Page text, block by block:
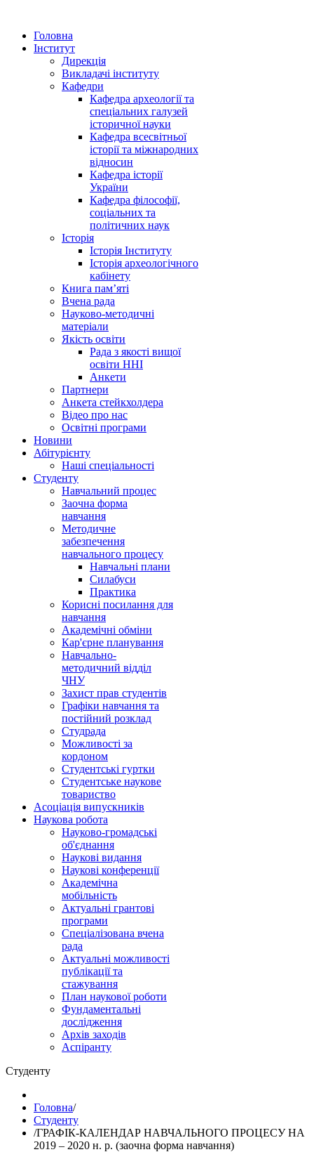
Головна
Інститут
Дирекція
Викладачі інституту
Кафедри
Кафедра археології та
спеціальних галузей
історичної науки
Кафедра всесвітньої
історії та міжнародних
відносин
Кафедра історії
України
Кафедра філософії,
соціальних та
політичних наук
Історія
Історія Інституту
Історія археологічного
кабінету
Книга памʼяті
Вчена рада
Науково-методичні
матеріали
Якість освіти
Рада з якості вищої
освіти ННІ
Анкети
Партнери
Анкета стейкхолдера
Відео про нас
Освітні програми
Hовини
Абітурієнту
Наші спеціальності
Студенту
Навчальний процес
Заочна форма
навчання
Методичне
забезпечення
навчального процесу
Навчальні плани
Силабуси
Практика
Корисні посилання для
навчання
Академічні обміни
Кар'єрне планування
Навчально-
методичний відділ
ЧНУ
Захист прав студентів
Графіки навчання та
постійний розклад
Студрада
Можливості за
кордоном
Студентські гуртки
Студентське наукове
товариство
Асоціація випускників
Наукова робота
Науково-громадські
об'єднання
Наукові видання
Наукові конференції
Академічна
мобільність
Актуальні грантові
програми
Спеціалізована вчена
рада
Актуальні можливості
публікації та
стажування
План наукової роботи
Фундаментальні
дослідження
Архів заходів
Аспіранту
Студенту
Головна/
Студенту
/ГРАФІК-КАЛЕНДАР НАВЧАЛЬНОГО ПРОЦЕСУ НА
2019 – 2020 н. р. (заочна форма навчання)